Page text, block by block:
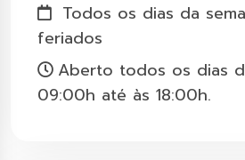
Todos os dias da
feriados
Aberto todos os dias
09:00h até às 18:00h.